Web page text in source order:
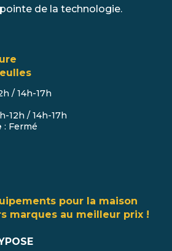
de la technologie.
/ 14h-17h
12h / 14h-17h
: Fermé
pour la maison
marques au meilleur prix !